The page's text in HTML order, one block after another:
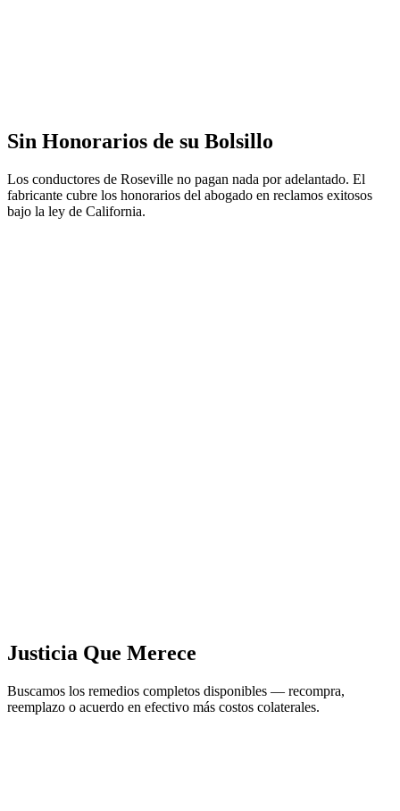
Sin Honorarios de su Bolsillo
Los conductores de Roseville no pagan nada por adelantado. El
fabricante cubre los honorarios del abogado en reclamos exitosos
bajo la ley de California.
Justicia Que Merece
Buscamos los remedios completos disponibles — recompra,
reemplazo o acuerdo en efectivo más costos colaterales.